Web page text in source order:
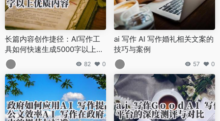
长篇内容创作捷径：AI写作工
具如何快速生成5000字以上优
质内容
82 0
ai 写作 AI 写作婚礼相关文案的
技巧与案例
57 0